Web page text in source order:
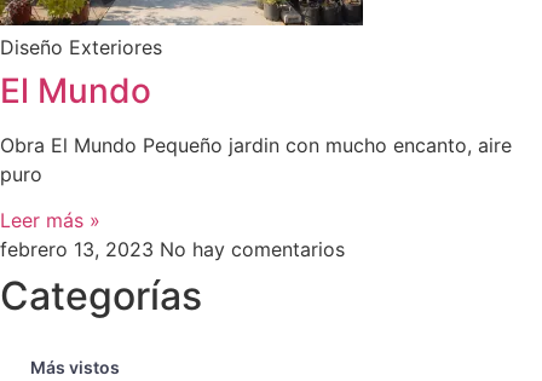
Diseño Exteriores
El Mundo
Obra El Mundo Pequeño jardin con mucho encanto, aire
puro
Leer más »
febrero 13, 2023 No hay comentarios
Categorías
Más vistos